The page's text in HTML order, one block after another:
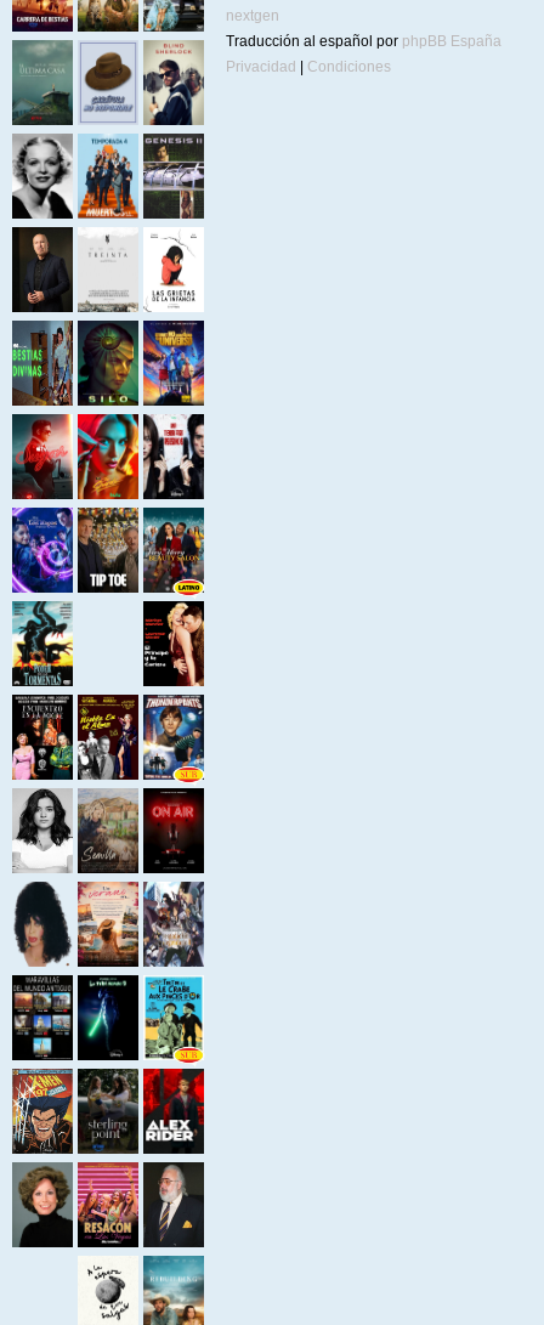
nextgen
Traducción al español por phpBB España
Privacidad
Condiciones